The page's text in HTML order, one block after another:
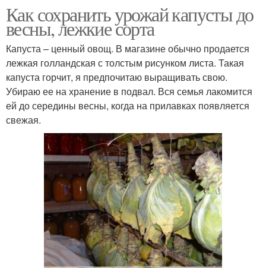
Как сохранить урожай капусты до
весны, лежкие сорта
Капуста – ценный овощ. В магазине обычно продается
лежкая голландская с толстым рисунком листа. Такая
капуста горчит, я предпочитаю выращивать свою.
Убираю ее на хранение в подвал. Вся семья лакомится
ей до середины весны, когда на прилавках появляется
свежая.